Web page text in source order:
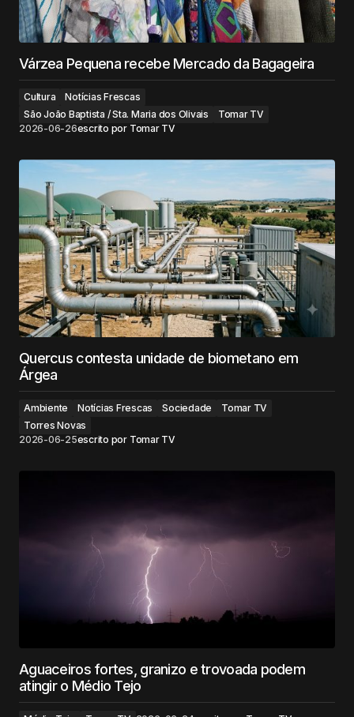
Várzea Pequena recebe Mercado da Bagageira
Cultura
Notícias Frescas
São João Baptista / Sta. Maria dos Olivais
Tomar TV
2026-06-26escrito por Tomar TV
Quercus contesta unidade de biometano em
Árgea
Ambiente Notícias Frescas Sociedade
Tomar TV
Torres Novas
2026-06-25escrito por Tomar TV
Aguaceiros fortes, granizo e trovoada podem
atingir o Médio Tejo